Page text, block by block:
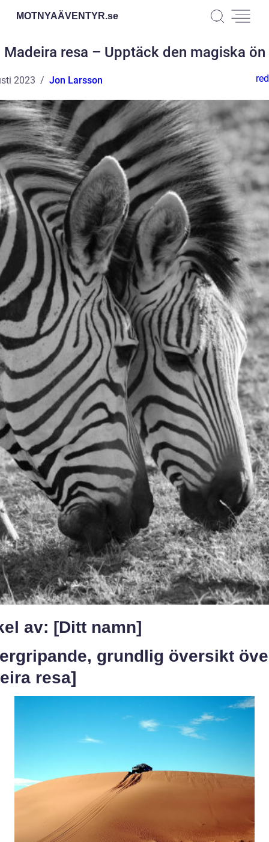
MOTNYAÄVENTYR.se
Madeira resa – Upptäck den magiska ön
2023 Jon Larsson
av: [Ditt namn]
grundlig översikt
resa]